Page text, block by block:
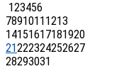
123456
7891011 1213
14151617181920
21222324252627
28293031